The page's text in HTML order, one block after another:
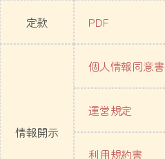
定款 PDF
情報開示
個人情報同意書
運営規定
利用規約書